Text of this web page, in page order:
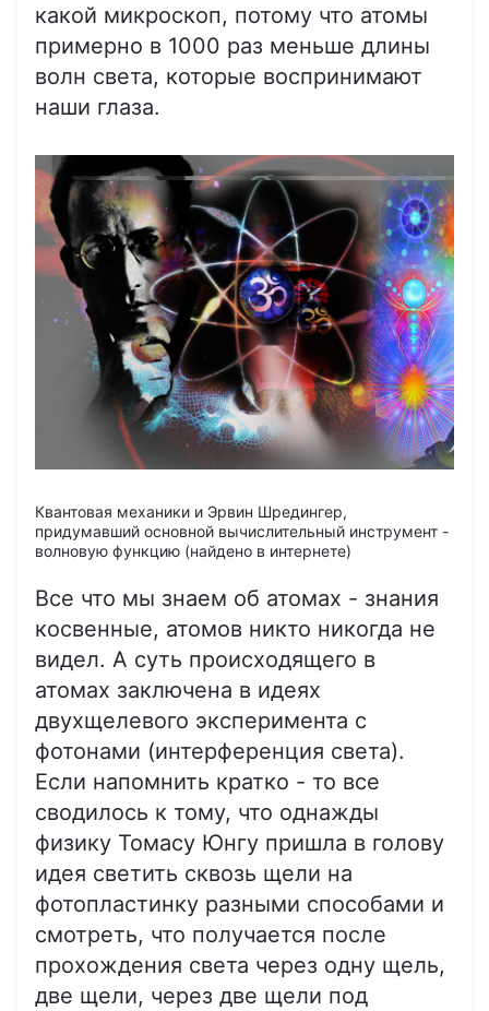
какой микроскоп, потому что атомы
примерно в 1000 раз меньше длины
волн света, которые воспринимают
наши глаза.
Квантовая механики и Эрвин Шредингер,
придумавший основной вычислительный инструмент -
волновую функцию (найдено в интернете)
Все что мы знаем об атомах - знания
косвенные, атомов никто никогда не
видел. А суть происходящего в
атомах заключена в идеях
двухщелевого эксперимента с
фотонами (интерференция света).
Если напомнить кратко - то все
сводилось к тому, что однажды
физику Томасу Юнгу пришла в голову
идея светить сквозь щели на
фотопластинку разными способами и
смотреть, что получается после
прохождения света через одну щель,
две щели, через две щели под